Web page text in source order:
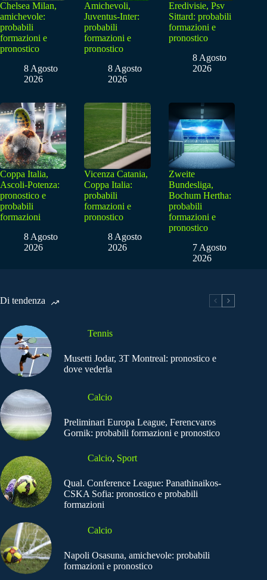
Chelsea Milan,
amichevole:
probabili
formazioni e
pronostico
8 Agosto
2026
Amichevoli,
Juventus-Inter:
probabili
formazioni e
pronostico
8 Agosto
2026
Eredivisie, Psv
Sittard: probabili
formazioni e
pronostico
8 Agosto
2026
Coppa Italia,
Ascoli-Potenza:
pronostico e
probabili
formazioni
8 Agosto
2026
Vicenza Catania,
Coppa Italia:
probabili
formazioni e
pronostico
8 Agosto
2026
Zweite
Bundesliga,
Bochum Hertha:
probabili
formazioni e
pronostico
7 Agosto
2026
Di tendenza
Tennis
Musetti Jodar, 3T Montreal: pronostico e
dove vederla
Calcio
Preliminari Europa League, Ferencvaros
Gornik: probabili formazioni e pronostico
Calcio, Sport
Qual. Conference League: Panathinaikos-
CSKA Sofia: pronostico e probabili
formazioni
Calcio
Napoli Osasuna, amichevole: probabili
formazioni e pronostico